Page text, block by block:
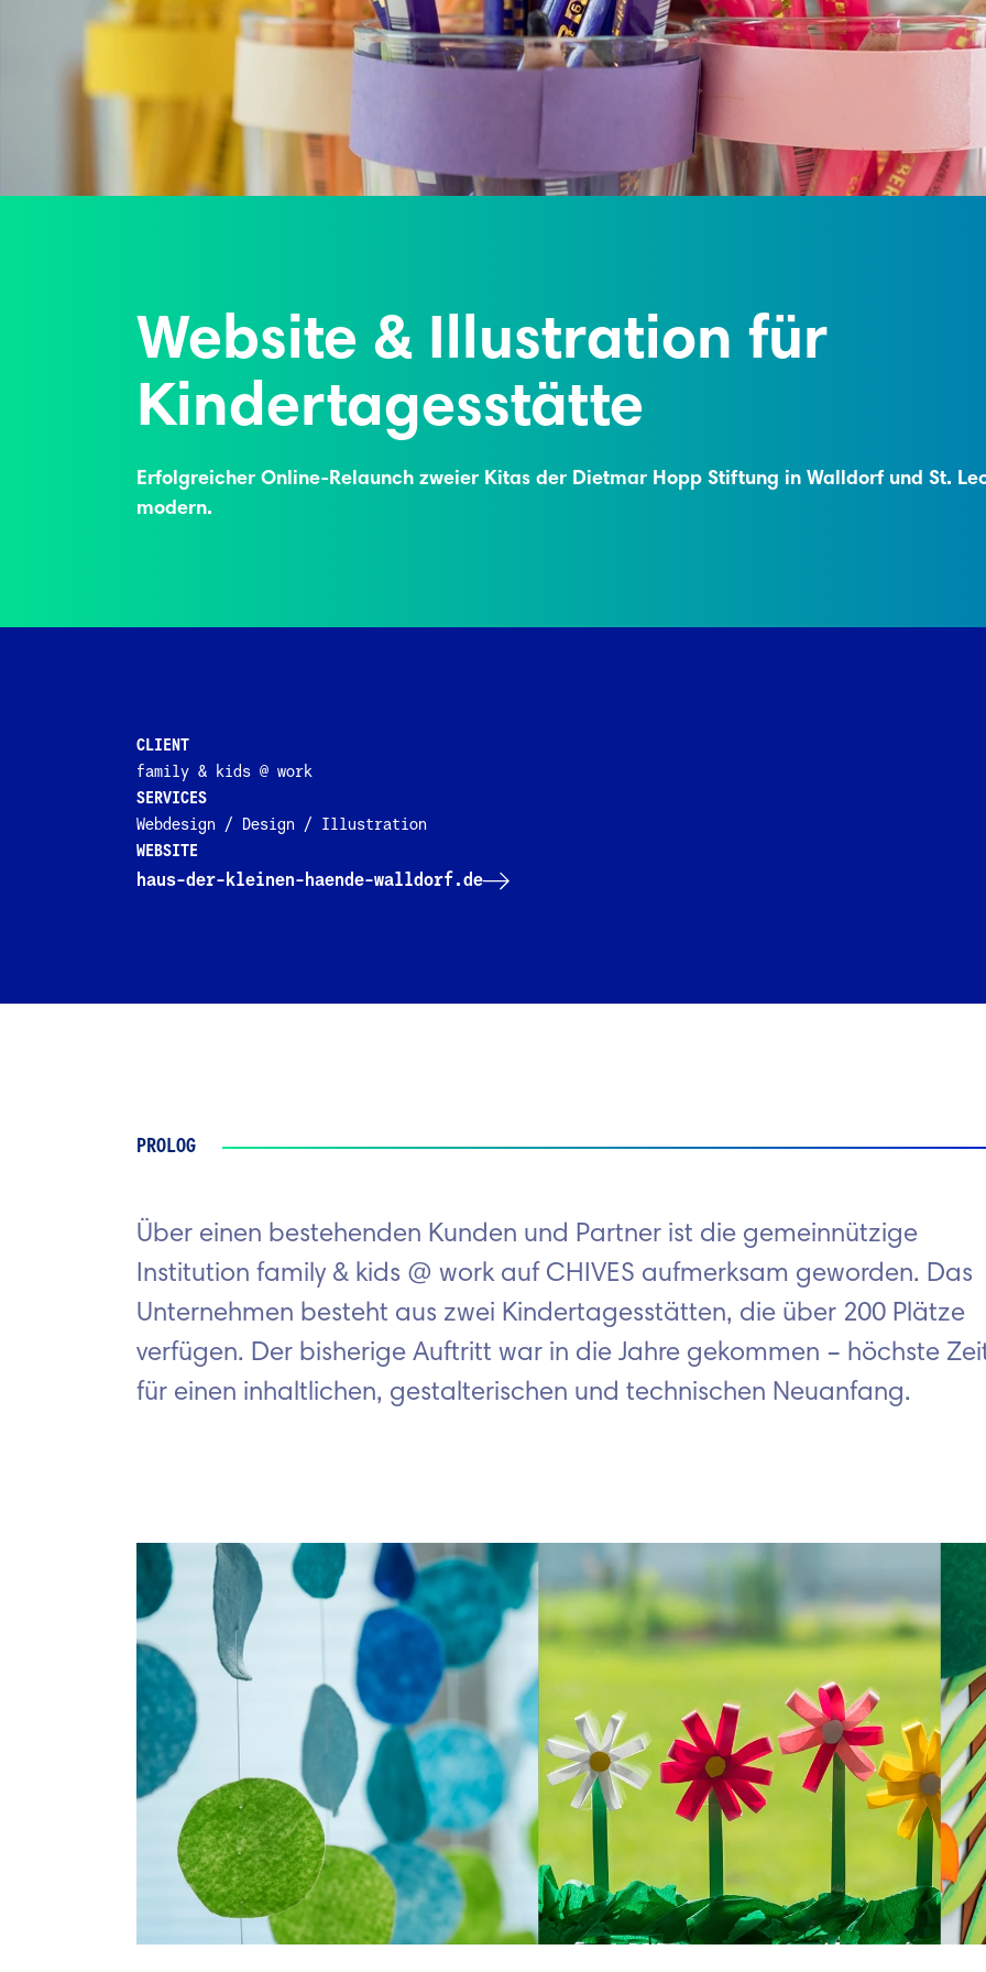
Website & Illustration für
Kindertagesstätte
Erfolgreicher Online-Relaunch zweier Kitas der Dietmar Hopp Stiftung in Walldorf und St.
modern.
CLIENT
family & kids @ work
SERVICES
Webdesign / Design / Illustration
WEBSITE
haus-der-kleinen-haende-walldorf.de
PROLOG
Über einen bestehenden Kunden und Partner ist die gemeinnützige
Institution family & kids @ work auf CHIVES aufmerksam geworden. Das
Unternehmen besteht aus zwei Kindertagesstätten, die über 200 Plätze
verfügen. Der bisherige Auftritt war in die Jahre gekommen – höchste
für einen inhaltlichen, gestalterischen und technischen Neuanfang.